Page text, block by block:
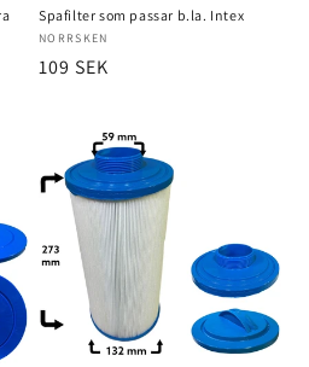
Spafilter som passar b.la. Intex
Säljare:
NORRSKEN
Ordinarie
109 SEK